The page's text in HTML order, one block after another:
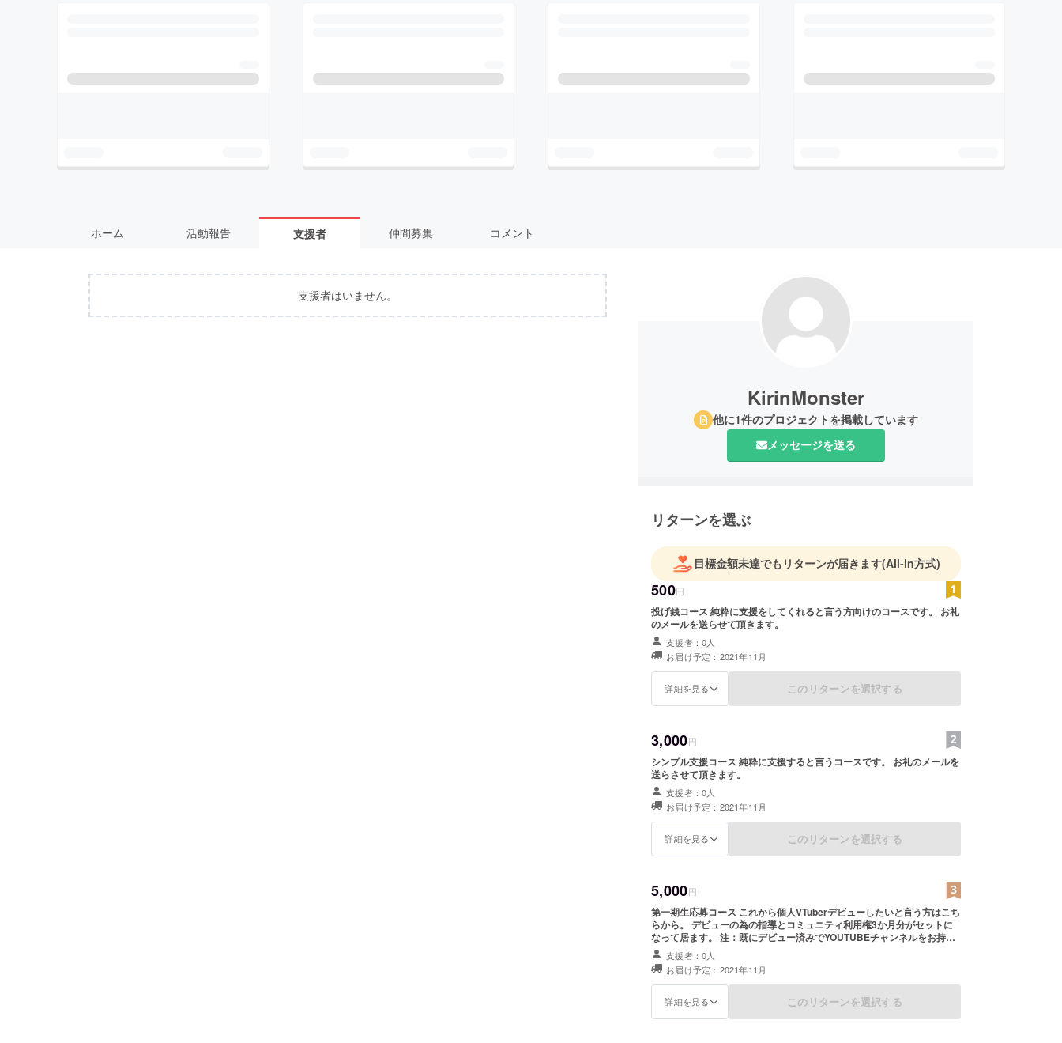
ホーム 活動報告 支援者 仲間募集 コメント
支援者はいません。
KirinMonster
他に1件のプロジェクトを掲載しています
メッセージを送る
リターンを選ぶ
目標金額未達でもリターンが届きます(All-in方式)
500円
投げ銭コース 純粋に支援をしてくれると言う方向けのコースです。 お礼
のメールを送らせて頂きます。
支援者：0人
お届け予定：2021年11月
詳細を見る このリターンを選択する
3,000円
シンプル支援コース 純粋に支援すると言うコースです。 お礼のメールを
送らさせて頂きます。
支援者：0人
お届け予定：2021年11月
詳細を見る このリターンを選択する
5,000円
第一期生応募コース これから個人VTuberデビューしたいと言う方はこち
らから。 デビューの為の指導とコミュニティ利用権3か月分がセットに
なって居ます。 注：既にデビュー済みでYOUTUBEチャンネルをお持ち
の方は応募出来ません。
支援者：0人
お届け予定：2021年11月
詳細を見る このリターンを選択する